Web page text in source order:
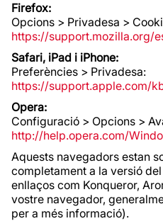
Firefox:
Opcions > Privadesa >
https://support.mozilla.org/
Safari, iPad i iPhone:
Preferències > Privadesa:
https://support.apple.com/
Opera:
Configuració > Opcions >
http://help.opera.com/
Aquests navegadors estan
completament a la versió
enllaços com Konqueror,
vostre navegador,
per a més informació).